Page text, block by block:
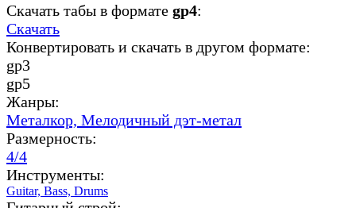
Скачать табы в формате gp4:
Скачать
Конвертировать и скачать в другом формате:
gp3
gp5
Жанры:
Металкор, Мелодичный дэт-метал
Размерность:
4/4
Инструменты:
Guitar, Bass, Drums